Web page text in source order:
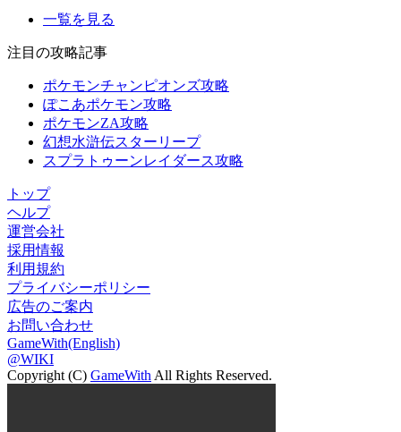
一覧を見る
注目の攻略記事
ポケモンチャンピオンズ攻略
ぽこあポケモン攻略
ポケモンZA攻略
幻想水滸伝スターリープ
スプラトゥーンレイダース攻略
トップ
ヘルプ
運営会社
採用情報
利用規約
プライバシーポリシー
広告のご案内
お問い合わせ
GameWith(English)
@WIKI
Copyright (C) GameWith All Rights Reserved.